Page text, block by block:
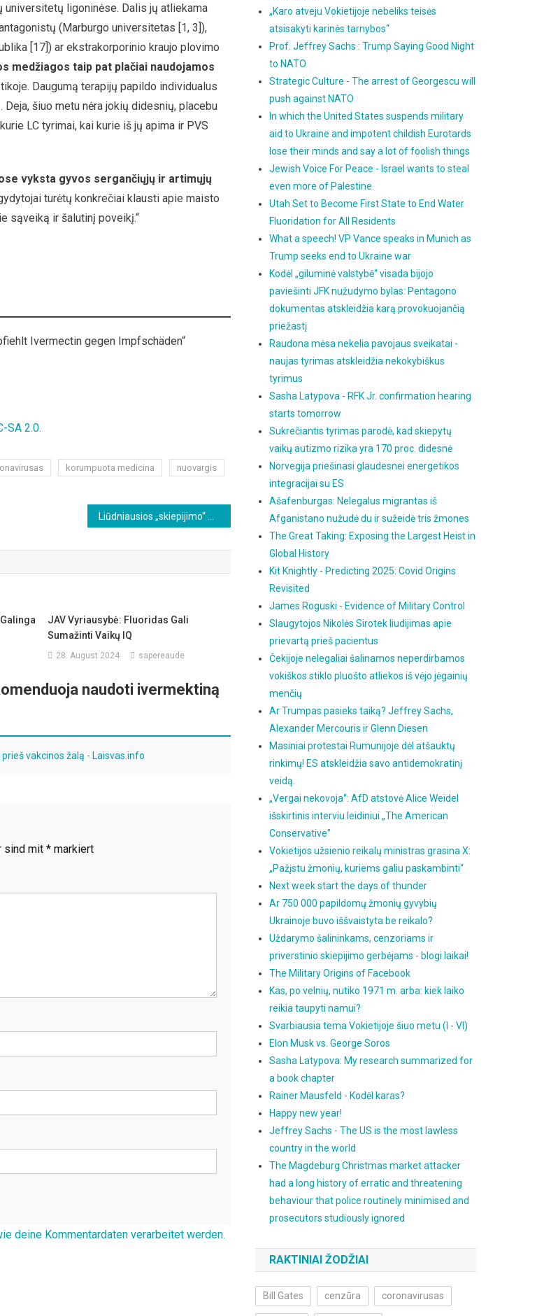
universitetų ligoninėse. Dalis jų atliekama
(Marburgo universitetas [1, 3]),
[17]) ar ekstrakorporinio kraujo plovimo
medžiagos taip pat plačiai naudojamos
Daugumą terapijų papildo individualus
šiuo metu nėra jokių didesnių, placebu
LC tyrimai, kai kurie iš jų apima ir PVS
vyksta gyvos sergančiųjų ir artimųjų
turėtų konkrečiai klausti apie maisto
sąveiką ir šalutinį poveikį.“
Ivermectin gegen Impfschäden“
SA 2.0.
korumpuota medicina
nuovargis
JAV Vyriausybė: Fluoridas Gali
Sumažinti Vaikų IQ
28. August 2024 sapereaude
naudoti ivermektiną
vakcinos žalą - Laisvas.info
sind mit * markiert
deine Kommentardaten verarbeitet werden.
„Karo atveju Vokietijoje nebeliks teisės
atsisakyti karinės tarnybos“
Prof. Jeffrey Sachs : Trump Saying Good Night
to NATO
Strategic Culture - The arrest of Georgescu will
push against NATO
In which the United States suspends military
aid to Ukraine and impotent childish Eurotards
lose their minds and say a lot of foolish things
Jewish Voice For Peace - Israel wants to steal
even more of Palestine.
Utah Set to Become First State to End Water
Fluoridation for All Residents
What a speech! VP Vance speaks in Munich as
Trump seeks end to Ukraine war
Kodėl „giluminė valstybė“ visada bijojo
paviešinti JFK nužudymo bylas: Pentagono
dokumentas atskleidžia karą provokuojančią
priežastį
Raudona mėsa nekelia pavojaus sveikatai -
naujas tyrimas atskleidžia nekokybiškus
tyrimus
Sasha Latypova - RFK Jr. confirmation hearing
starts tomorrow
Sukrečiantis tyrimas parodė, kad skiepytų
vaikų autizmo rizika yra 170 proc. didesnė
Norvegija priešinasi glaudesnei energetikos
integracijai su ES
Ašafenburgas: Nelegalus migrantas iš
Afganistano nužudė du ir sužeidė tris žmones
The Great Taking: Exposing the Largest Heist in
Global History
Kit Knightly - Predicting 2025: Covid Origins
Revisited
James Roguski - Evidence of Military Control
Slaugytojos Nikolės Sirotek liudijimas apie
prievartą prieš pacientus
Čekijoje nelegaliai šalinamos neperdirbamos
vokiškos stiklo pluošto atliekos iš vėjo jėgainių
menčių
Ar Trumpas pasieks taiką? Jeffrey Sachs,
Alexander Mercouris ir Glenn Diesen
Masiniai protestai Rumunijoje dėl atšauktų
rinkimų! ES atskleidžia savo antidemokratinį
veidą.
„Vergai nekovoja“: AfD atstovė Alice Weidel
išskirtinis interviu leidiniui „The American
Conservative"
Vokietijos užsienio reikalų ministras grasina X:
„Pažįstu žmonių, kuriems galiu paskambinti“
Next week start the days of thunder
Ar 750 000 papildomų žmonių gyvybių
Ukrainoje buvo iššvaistyta be reikalo?
Uždarymo šalininkams, cenzoriams ir
priverstinio skiepijimo gerbėjams - blogi laikai!
The Military Origins of Facebook
Kas, po velnių, nutiko 1971 m. arba: kiek laiko
reikia taupyti namui?
Svarbiausia tema Vokietijoje šiuo metu (I - VI)
Elon Musk vs. George Soros
Sasha Latypova: My research summarized for
a book chapter
Rainer Mausfeld - Kodėl karas?
Happy new year!
Jeffrey Sachs - The US is the most lawless
country in the world
The Magdeburg Christmas market attacker
had a long history of erratic and threatening
behaviour that police routinely minimised and
prosecutors studiously ignored
RAKTINIAI ŽODŽIAI
Bill Gates cenzūra coronavirusas